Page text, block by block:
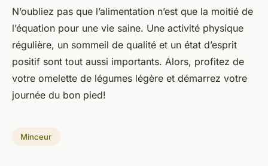
N’oubliez pas que l’alimentation n’est que la moitié de
l’équation pour une vie saine. Une activité physique
régulière, un sommeil de qualité et un état d’esprit
positif sont tout aussi importants. Alors, profitez de
votre omelette de légumes légère et démarrez votre
journée du bon pied!
Minceur